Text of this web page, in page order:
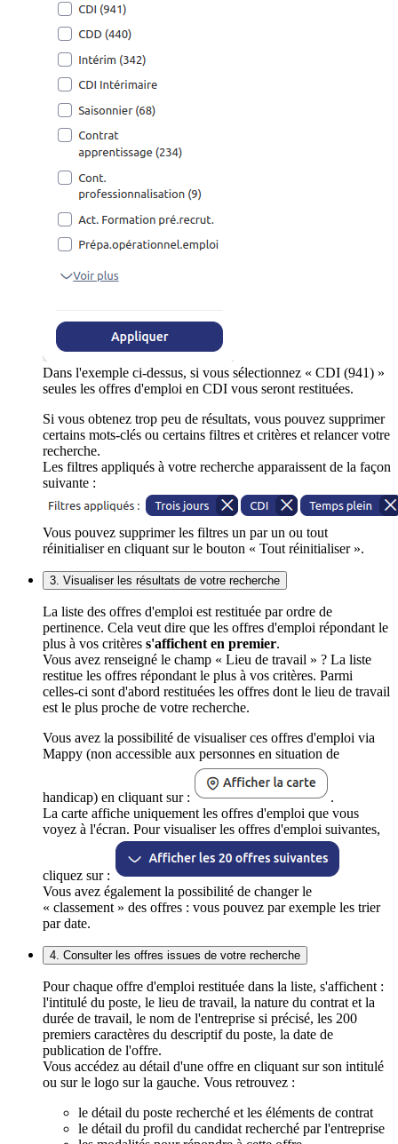
Dans l'exemple ci-dessus, si vous sélectionnez « CDI (941) »
seules les offres d'emploi en CDI vous seront restituées.
Si vous obtenez trop peu de résultats, vous pouvez supprimer
certains mots-clés ou certains filtres et critères et relancer votre
recherche.
Les filtres appliqués à votre recherche apparaissent de la façon
suivante :
Vous pouvez supprimer les filtres un par un ou tout
réinitialiser en cliquant sur le bouton « Tout réinitialiser ».
3. Visualiser les résultats de votre recherche
La liste des offres d'emploi est restituée par ordre de
pertinence. Cela veut dire que les offres d'emploi répondant le
plus à vos critères s'affichent en premier.
Vous avez renseigné le champ « Lieu de travail » ? La liste
restitue les offres répondant le plus à vos critères. Parmi
celles-ci sont d'abord restituées les offres dont le lieu de travail
est le plus proche de votre recherche.
Vous avez la possibilité de visualiser ces offres d'emploi via
Mappy (non accessible aux personnes en situation de
handicap) en cliquant sur :
.
La carte affiche uniquement les offres d'emploi que vous
voyez à l'écran. Pour visualiser les offres d'emploi suivantes,
cliquez sur :
Vous avez également la possibilité de changer le
« classement » des offres : vous pouvez par exemple les trier
par date.
4. Consulter les offres issues de votre recherche
Pour chaque offre d'emploi restituée dans la liste, s'affichent :
l'intitulé du poste, le lieu de travail, la nature du contrat et la
durée de travail, le nom de l'entreprise si précisé, les 200
premiers caractères du descriptif du poste, la date de
publication de l'offre.
Vous accédez au détail d'une offre en cliquant sur son intitulé
ou sur le logo sur la gauche. Vous retrouvez :
le détail du poste recherché et les éléments de contrat
le détail du profil du candidat recherché par l'entreprise